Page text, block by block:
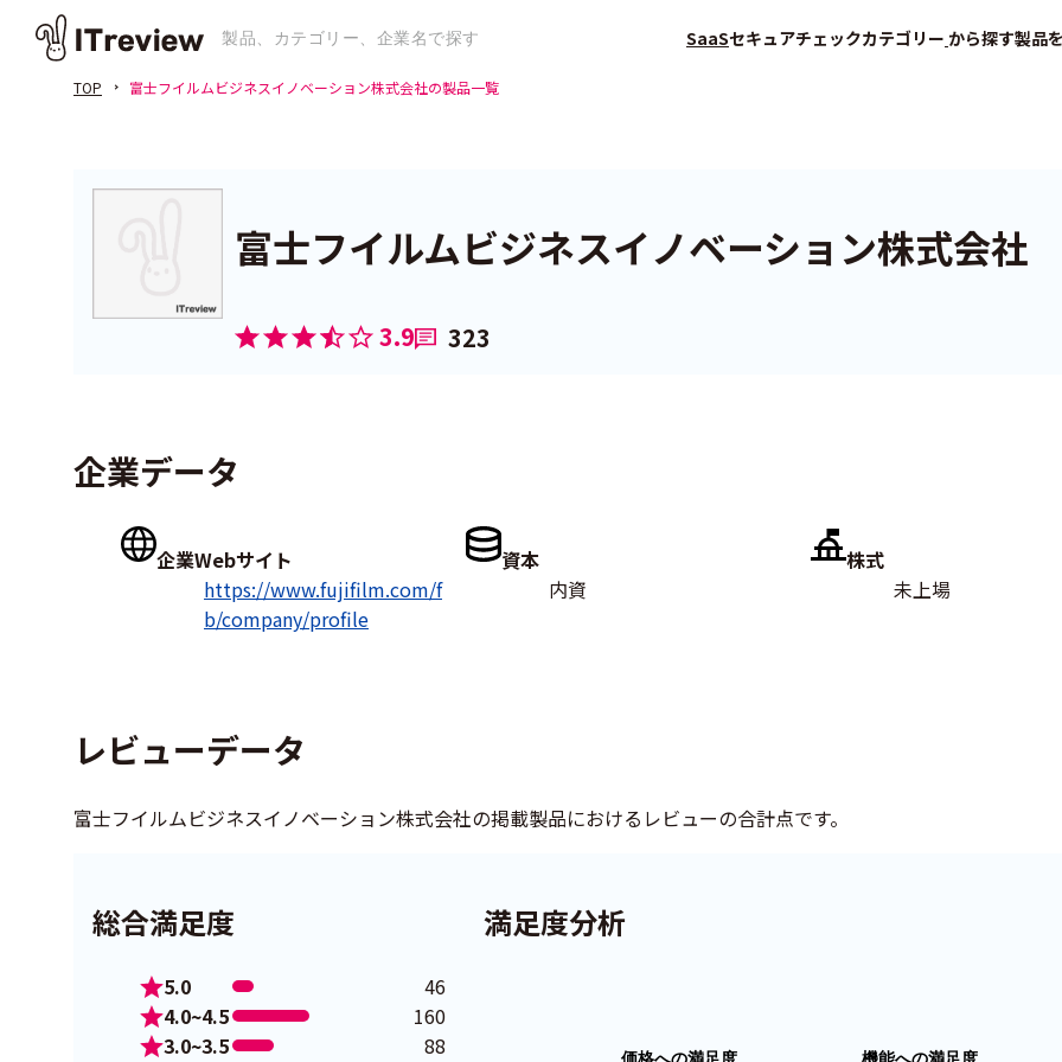
SaaSセキュアチェックカテゴリー から探す製品を
TOP 富士フイルムビジネスイノベーション株式会社の製品一覧
富士フイルムビジネスイノベーション株式会社
3.9 323
企業データ
企業Webサイト
https://www.fujifilm.com/f
b/company/profile
資本
内資
株式
未上場
レビューデータ
富士フイルムビジネスイノベーション株式会社の掲載製品におけるレビューの合計点です。
総合満足度
5.0
46
4.0~4.5
160
3.0~3.5
88
満足度分析